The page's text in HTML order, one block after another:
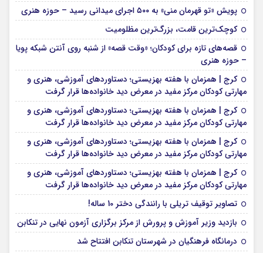
پویش «تو قهرمان منی» به ۵۰۰ اجرای میدانی رسید – حوزه هنری
کوچک‌ترین قامت، بزرگ‌ترین مظلومیت
قصه‌های تازه برای کودکان؛ «وقت قصه» از شنبه روی آنتن شبکه پویا
– حوزه هنری
کرج | همزمان با هفته بهزیستی؛ دستاوردهای آموزشی، هنری و
مهارتی کودکان مرکز مفید در معرض دید خانواده‌ها قرار گرفت
کرج | همزمان با هفته بهزیستی؛ دستاوردهای آموزشی، هنری و
مهارتی کودکان مرکز مفید در معرض دید خانواده‌ها قرار گرفت
کرج | همزمان با هفته بهزیستی؛ دستاوردهای آموزشی، هنری و
مهارتی کودکان مرکز مفید در معرض دید خانواده‌ها قرار گرفت
کرج | همزمان با هفته بهزیستی؛ دستاوردهای آموزشی، هنری و
مهارتی کودکان مرکز مفید در معرض دید خانواده‌ها قرار گرفت
تصاویر توقیف تریلی با رانندگی دختر 10 ساله!
بازدید وزیر آموزش و پرورش از مرکز برگزاری آزمون نهایی در تنکابن
درمانگاه فرهنگیان در شهرستان تنکابن افتتاح شد